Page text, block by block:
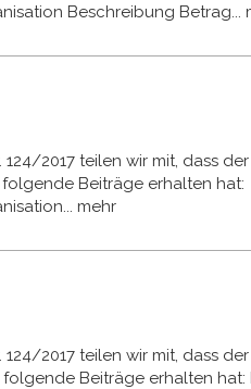
Beschreibung Betrag...
124/2017 teilen wir mit, dass
folgende Beiträge erhalten hat:
mehr
124/2017 teilen wir mit, dass
folgende Beiträge erhalten